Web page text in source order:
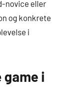
novice eller
og konkrete
i
i